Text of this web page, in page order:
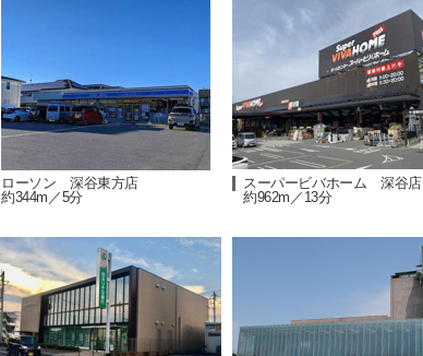
ローソン 深谷東方店
約344m／5分
スーパービバホーム 深谷店
約962m／13分